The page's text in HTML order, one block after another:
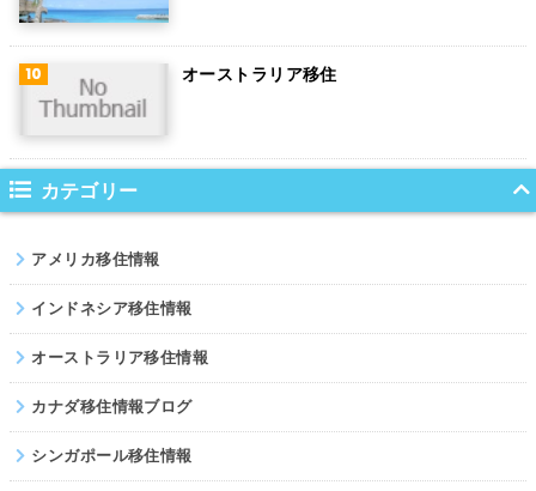
南アフリカ
サウジアラビア
コロンビア
ノルウェー
ネパール
パキスタン
オーストラリア移住
カテゴリー
アメリカ移住情報
インドネシア移住情報
オーストラリア移住情報
カナダ移住情報ブログ
シンガポール移住情報